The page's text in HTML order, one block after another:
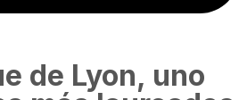
de Lyon, uno